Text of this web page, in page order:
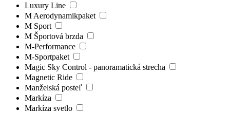
Luxury Line
M Aerodynamikpaket
M Sport
M Športová brzda
M-Performance
M-Sportpaket
Magic Sky Control - panoramatická strecha
Magnetic Ride
Manželská posteľ
Markíza
Markíza svetlo